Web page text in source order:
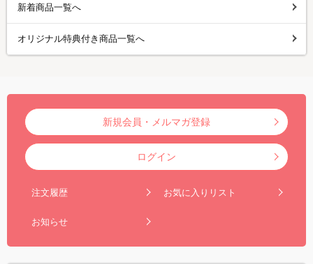
新着商品一覧へ
オリジナル特典付き商品一覧へ
新規会員・メルマガ登録
ログイン
注文履歴 お気に入りリスト
お知らせ